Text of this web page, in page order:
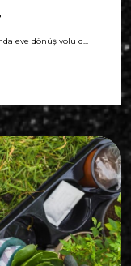
eve dönüş yolu d...